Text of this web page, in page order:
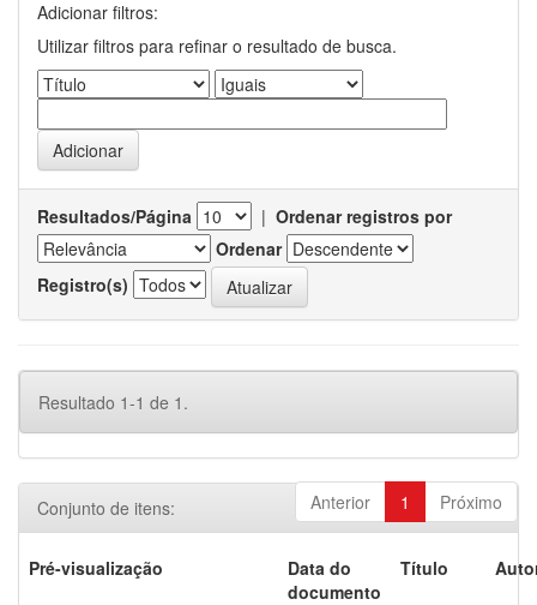
Adicionar filtros:
Utilizar filtros para refinar o resultado de busca.
Resultados/Página | Ordenar registros por
Ordenar
Registro(s)
Resultado 1-1 de 1.
Anterior 1 Próximo
Conjunto de itens:
Pré-visualização
Data do
documento
Título